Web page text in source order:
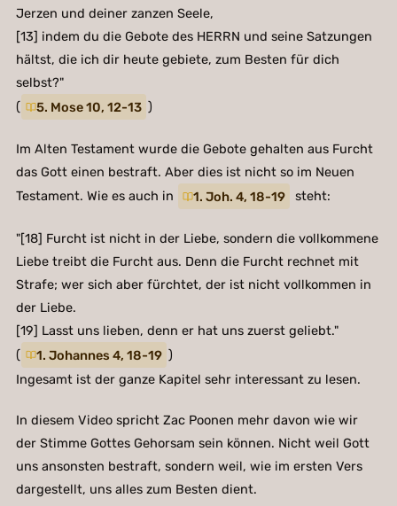
Jerzen und deiner zanzen Seele,
[13] indem du die Gebote des HERRN und seine Satzungen
hältst, die ich dir heute gebiete, zum Besten für dich
selbst?"
(
5. Mose 10, 12-13 )
Im Alten Testament wurde die Gebote gehalten aus Furcht
das Gott einen bestraft. Aber dies ist nicht so im Neuen
Testament. Wie es auch in
1. Joh. 4, 18-19 steht:
"[18] Furcht ist nicht in der Liebe, sondern die vollkommene
Liebe treibt die Furcht aus. Denn die Furcht rechnet mit
Strafe; wer sich aber fürchtet, der ist nicht vollkommen in
der Liebe.
[19] Lasst uns lieben, denn er hat uns zuerst geliebt."
(
1. Johannes 4, 18-19 )
Ingesamt ist der ganze Kapitel sehr interessant zu lesen.
In diesem Video spricht Zac Poonen mehr davon wie wir
der Stimme Gottes Gehorsam sein können. Nicht weil Gott
uns ansonsten bestraft, sondern weil, wie im ersten Vers
dargestellt, uns alles zum Besten dient.